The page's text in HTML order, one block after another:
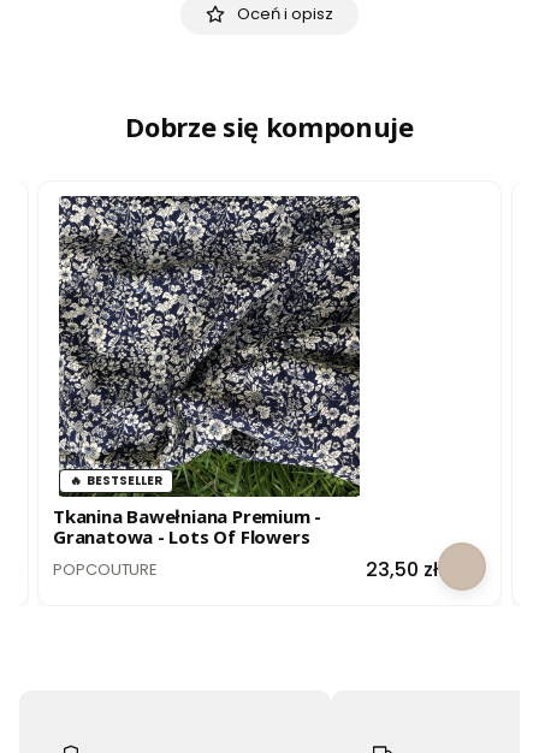
Oceń i opisz
Dobrze się komponuje
BESTSELLER
Tkanina Bawełniana Premium -
Granatowa - Lots Of Flowers
PRODUCENT
POPCOUTURE Cena
23,50 zł